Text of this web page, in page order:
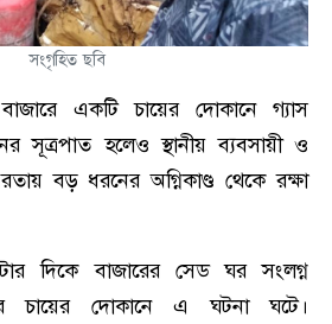
সংগৃহিত ছবি
একটি চায়ের দোকানে গ্যাস
সূত্রপাত হলেও স্থানীয় ব্যবসায়ী ও
বড় ধরনের অগ্নিকাণ্ড থেকে রক্ষা
দিকে বাজারের সেড ঘর সংলগ্ন
চায়ের দোকানে এ ঘটনা ঘটে।